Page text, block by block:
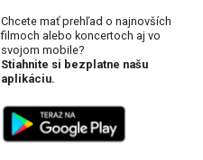
Chcete mať prehľad o najnovších
filmoch alebo koncertoch aj vo
svojom mobile?
Stiahnite si bezplatne našu
aplikáciu.